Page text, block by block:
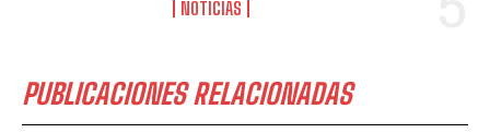
NOTICIAS
PUBLICACIONES RELACIONADAS